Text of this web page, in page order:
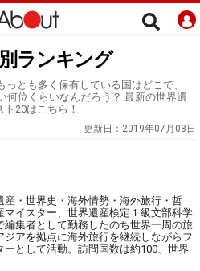
ランキング
っとも多く保有している国はどこで、
何位くらいなんだろう？ 最新の世界遺
20はこちら！
更新日： 2019年07月08日
産・世界史・海外情勢・海外旅行・哲
マイスター、世界遺産検定１級文部科学
編集者として勤務したのち世界一周の旅
ジアを拠点に海外旅行を継続しながらフ
ーとして活動。訪問国数は約100、世界